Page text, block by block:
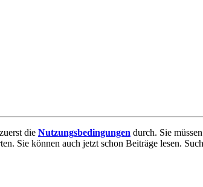
die Nutzungsbedingungen durch. Sie
Sie können auch jetzt schon Beiträge lesen.